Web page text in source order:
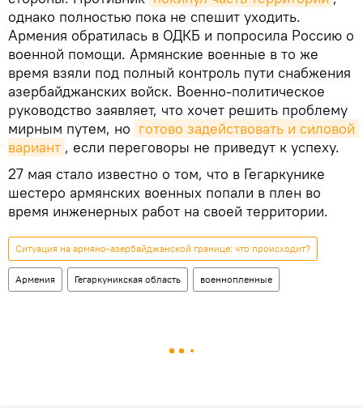
однако полностью пока не спешит уходить.
Армения обратилась в ОДКБ и попросила Россию о
военной помощи. Армянские военные в то же
время взяли под полный контроль пути снабжения
азербайджанских войск. Военно-политическое
руководство заявляет, что хочет решить проблему
мирным путем, но готово задействовать и силовой
вариант , если переговоры не приведут к успеху.
27 мая стало известно о том, что в Гегаркунике
шестеро армянских военных попали в плен во
время инженерных работ на своей территории.
Ситуация на армяно-азербайджанской границе: что происходит?
Армения Гегаркуникская область военнопленные